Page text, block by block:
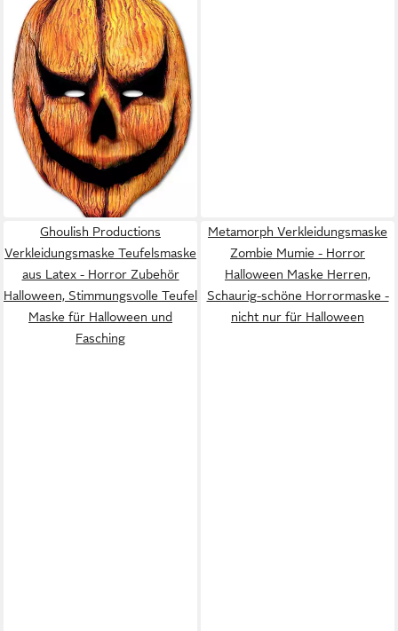
Maske
7,99 €
in 2-3 Werktagen bei dir
Ghoulish Productions
Verkleidungsmaske Teufelsmaske
aus Latex - Horror Zubehör
Halloween, Stimmungsvolle Teufel
Maske für Halloween und
Fasching
Metamorph Verkleidungsmaske
Zombie Mumie - Horror
Halloween Maske Herren,
Schaurig-schöne Horrormaske -
nicht nur für Halloween